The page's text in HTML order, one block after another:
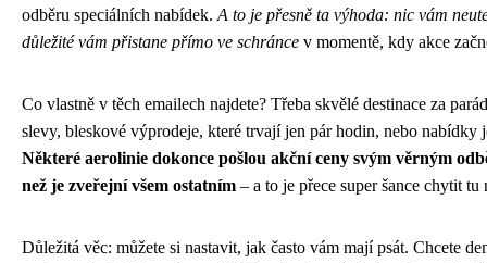
odběru speciálních nabídek. A to je přesně ta výhoda: nic vám
důležité vám přistane přímo ve schránce v momentě, kdy akce
Co vlastně v těch emailech najdete? Třeba skvělé destinace za
slevy, bleskové výprodeje, které trvají jen pár hodin, nebo nabídky
Některé aerolinie dokonce pošlou akční ceny svým věrným
než je zveřejní všem ostatním – a to je přece super šance chytit tu
Důležitá věc: můžete si nastavit, jak často vám mají psát. Chcete